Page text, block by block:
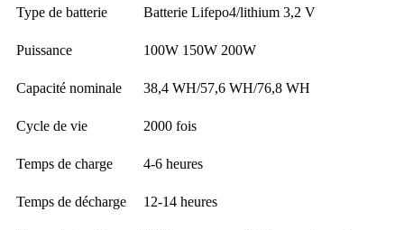
Type de batterie Batterie Lifepo4/lithium 3,2 V
Puissance 100W 150W 200W
Capacité nominale 38,4 WH/57,6 WH/76,8 WH
Cycle de vie 2000 fois
Temps de charge 4-6 heures
Temps de décharge 12-14 heures